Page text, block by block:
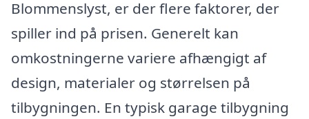
Blommenslyst, er der flere faktorer, der
spiller ind på prisen. Generelt kan
omkostningerne variere afhængigt af
design, materialer og størrelsen på
tilbygningen. En typisk garage tilbygning